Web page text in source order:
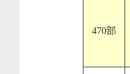
470部